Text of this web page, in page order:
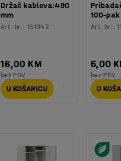
Držač kablova:490
mm
Art. br.: 151042
16,00 KM
bez PDV
U KOŠARICU
100-pak
Art. br.:
5,00
bez PDV
U